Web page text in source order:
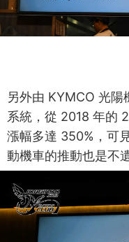
另外由 KYMCO 光
系統，從 2018 年的
漲幅多達 350%，可
動機車的推動也是不